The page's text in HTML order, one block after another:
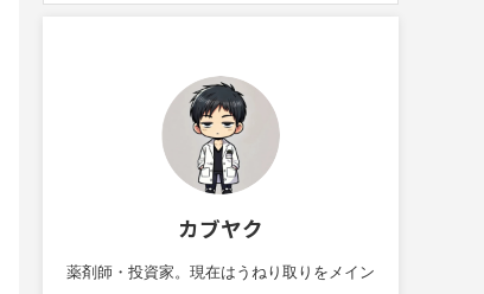
カブヤク
薬剤師・投資家。現在はうねり取りをメイン